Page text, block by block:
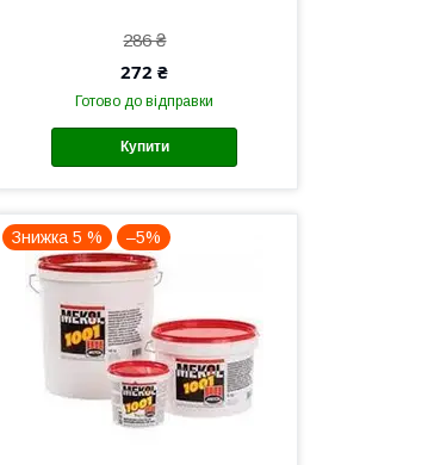
286 ₴
272 ₴
Готово до відправки
Купити
Знижка 5 % –5%